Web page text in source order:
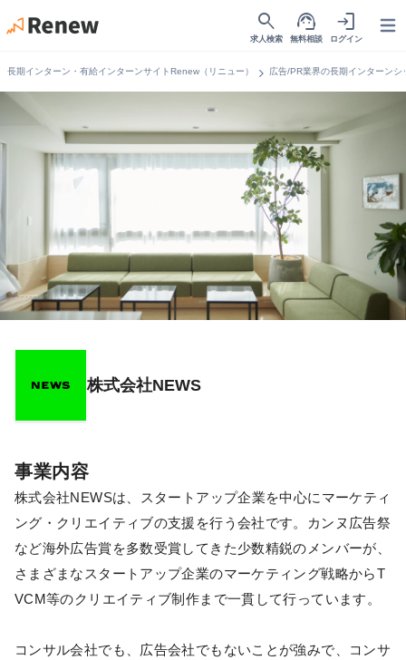
search
求人検索
support_agent
無料相談
login
ログイン
長期インターン・有給インターンサイトRenew（リニュー） chevron_right 広告/PR業界の長期インターンシ
株式会社NEWS
事業内容
株式会社NEWSは、スタートアップ企業を中心にマーケティ
ング・クリエイティブの支援を行う会社です。カンヌ広告祭
など海外広告賞を多数受賞してきた少数精鋭のメンバーが、
さまざまなスタートアップ企業のマーケティング戦略からT
VCM等のクリエイティブ制作まで一貫して行っています。
コンサル会社でも、広告会社でもないことが強みで、コンサ